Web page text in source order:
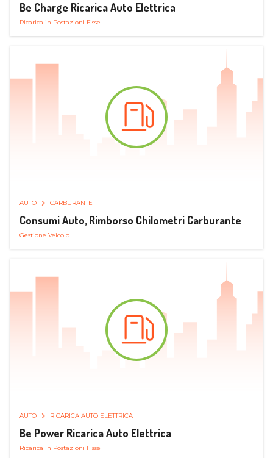
Be Charge Ricarica Auto Elettrica
Ricarica in Postazioni Fisse
AUTO CARBURANTE
Consumi Auto, Rimborso Chilometri Carburante
Gestione Veicolo
AUTO RICARICA AUTO ELETTRICA
Be Power Ricarica Auto Elettrica
Ricarica in Postazioni Fisse